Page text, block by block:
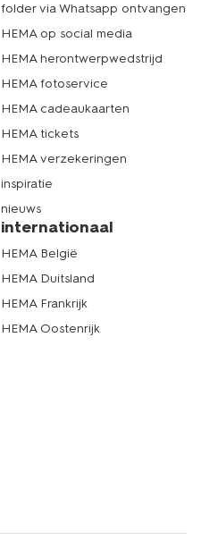
folder via Whatsapp ontvangen
HEMA op social media
HEMA herontwerpwedstrijd
HEMA fotoservice
HEMA cadeaukaarten
HEMA tickets
HEMA verzekeringen
inspiratie
nieuws
internationaal
HEMA België
HEMA Duitsland
HEMA Frankrijk
HEMA Oostenrijk